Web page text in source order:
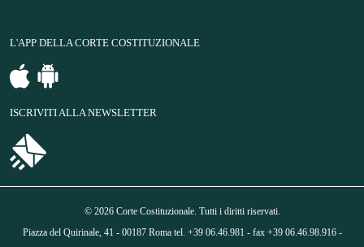
L'APP DELLA CORTE COSTITUZIONALE
ISCRIVITI ALLA NEWSLETTER
© 2026 Corte Costituzionale. Tutti i diritti riservati.
Piazza del Quirinale, 41 - 00187 Roma tel. +39 06.46.981 - fax +39 06.46.98.916 -